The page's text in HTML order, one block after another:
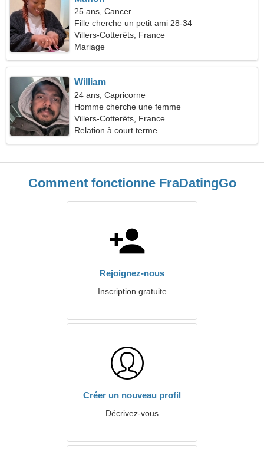
25 ans, Cancer
Fille cherche un petit ami 28-34
Villers-Cotterêts, France
Mariage
William
24 ans, Capricorne
Homme cherche une femme
Villers-Cotterêts, France
Relation à court terme
Comment fonctionne FraDatingGo
Rejoignez-nous
Inscription gratuite
Créer un nouveau profil
Décrivez-vous